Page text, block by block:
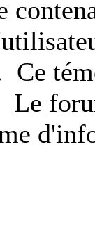
Ce
Le